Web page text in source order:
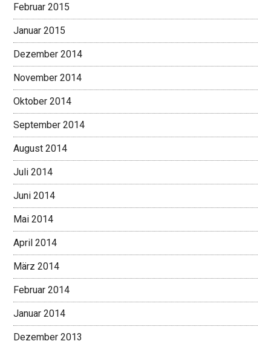
Februar 2015
Januar 2015
Dezember 2014
November 2014
Oktober 2014
September 2014
August 2014
Juli 2014
Juni 2014
Mai 2014
April 2014
März 2014
Februar 2014
Januar 2014
Dezember 2013